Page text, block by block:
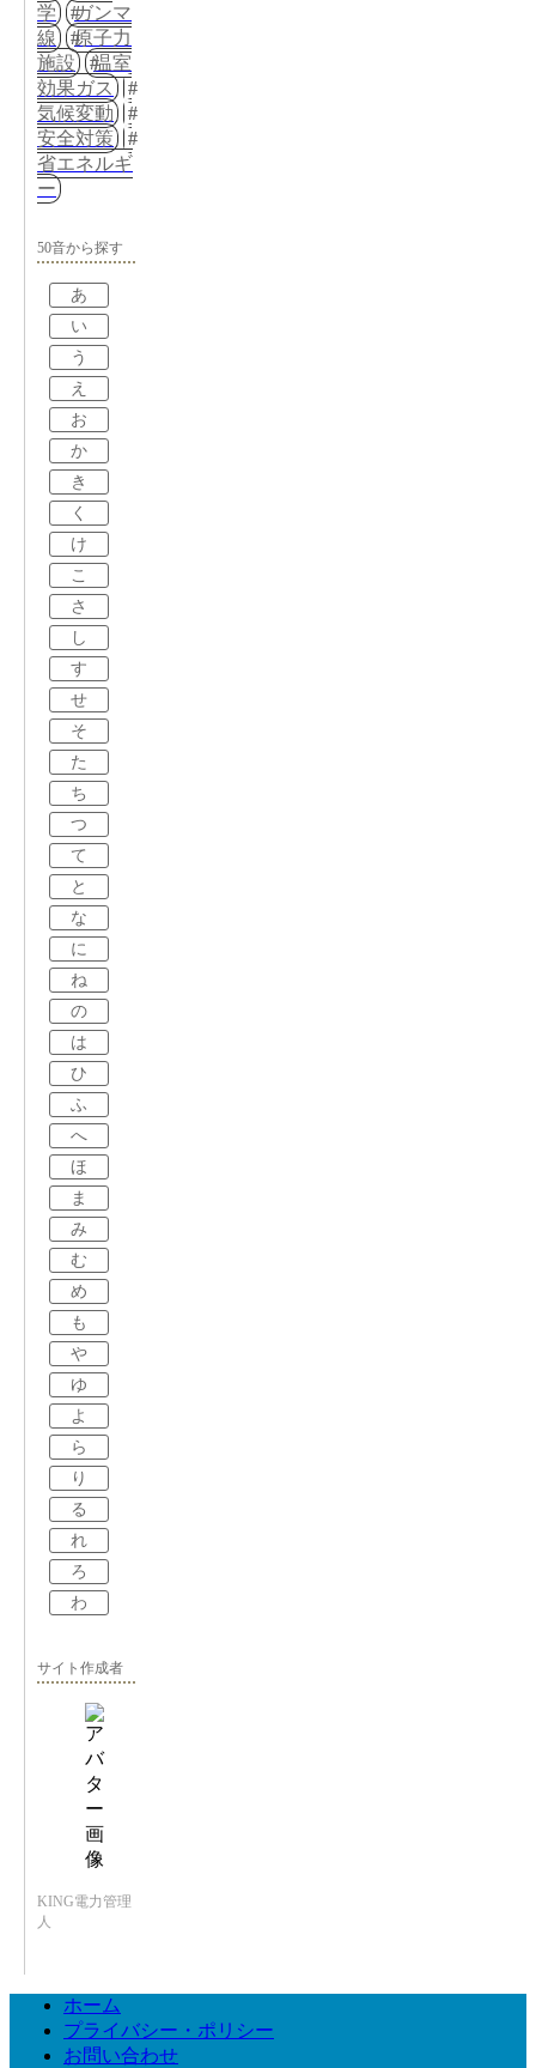
学
ガンマ
線
原子力
施設
温室
効果ガス
気候変動
安全対策
省エネルギ
ー
50音から探す
あ
い
う
え
お
か
き
く
け
こ
さ
し
す
せ
そ
た
ち
つ
て
と
な
に
ね
の
は
ひ
ふ
へ
ほ
ま
み
む
め
も
や
ゆ
よ
ら
り
る
れ
ろ
わ
サイト作成者
KING電力管理
人
ホーム
プライバシー・ポリシー
お問い合わせ